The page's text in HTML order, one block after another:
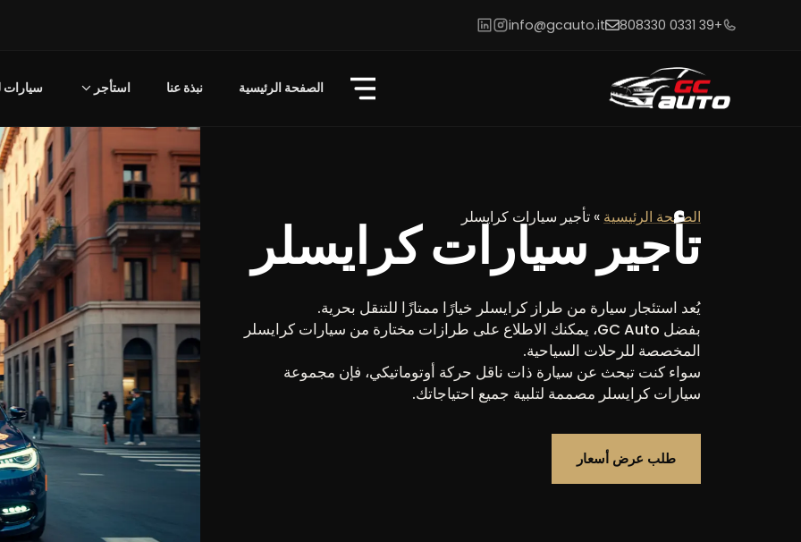
+39 0331 808330
info@gcauto.it
الصفحة الرئيسية نبذة عنا استأجر سيارات
الصفحة الرئيسية » تأجير سيارات كرايسلر
تأجير سيارات كرايسلر
يُعد استئجار سيارة من طراز كرايسلر خيارًا ممتازًا للتنقل بحرية.
بفضل GC Auto، يمكنك الاطلاع على طرازات مختارة من سيارات كرايسلر
المخصصة للرحلات السياحية.
سواء كنت تبحث عن سيارة ذات ناقل حركة أوتوماتيكي، فإن مجموعة
سيارات كرايسلر مصممة لتلبية جميع احتياجاتك.
طلب عرض أسعار